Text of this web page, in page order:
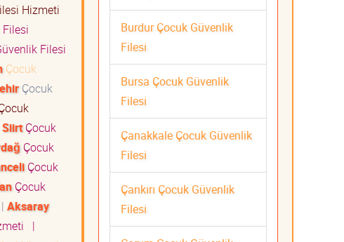
Hizmeti
Filesi
Çocuk
Çocuk
SiirtÇocuk
Çocuk
Çocuk
Çocuk
| Aksaray
|
Burdur Çocuk Güvenlik
Filesi
Bursa Çocuk Güvenlik
Filesi
Çanakkale Çocuk Güvenlik
Filesi
Çankırı Çocuk Güvenlik
Filesi